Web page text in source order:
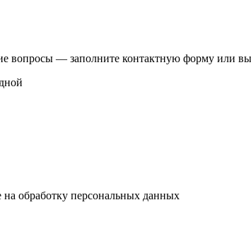
вопросы — заполните контактную форму или
обработку персональных данных